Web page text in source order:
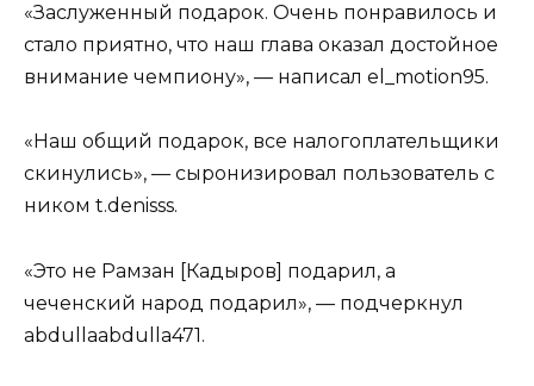
«Заслуженный подарок. Очень понравилось и
стало приятно, что наш глава оказал достойное
внимание чемпиону», — написал el_motion95.
«Наш общий подарок, все налогоплательщики
скинулись», — сыронизировал пользователь с
ником t.denisss.
«Это не Рамзан [Кадыров] подарил, а
чеченский народ подарил», — подчеркнул
abdullaabdulla471.